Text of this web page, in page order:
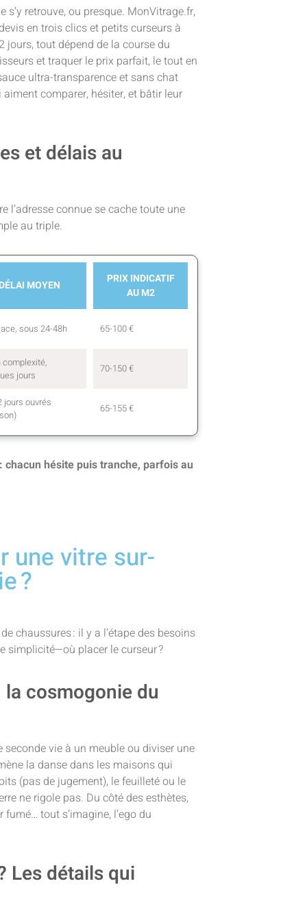
retrouve, ou presque. MonVitrage.fr,
en trois clics et petits curseurs à
jours, tout dépend de la course du
et traquer le prix parfait, le tout en
ultra-transparence et sans chat
comparer, hésiter, et bâtir leur
et délais au
l’adresse connue se cache toute une
au triple.
MOYEN
PRIX INDICATIF
AU M2
sous 24-48h 65-100 €
complexité,
jours
70-150 €
jours ouvrés
65-155 €
chacun hésite puis tranche, parfois au
une vitre sur-
?
chaussures : il y a l’étape des besoins
simplicité—où placer le curseur ?
cosmogonie du
vie à un meuble ou diviser une
la danse dans les maisons qui
(pas de jugement), le feuilleté ou le
ne rigole pas. Du côté des esthètes,
tout s’imagine, l’ego du
Les détails qui